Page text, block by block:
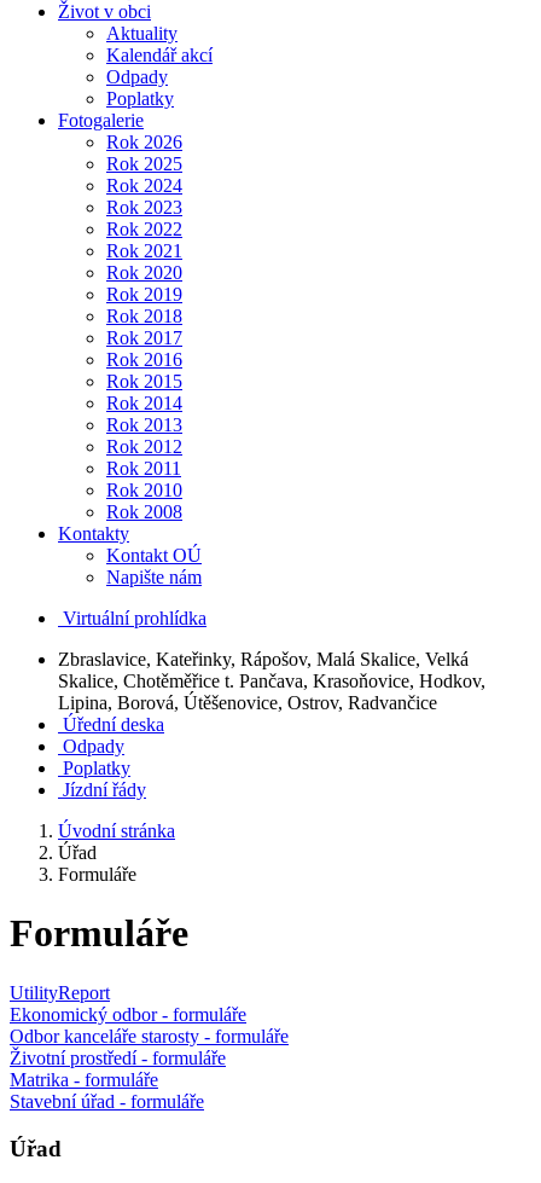
Život v obci
Aktuality
Kalendář akcí
Odpady
Poplatky
Fotogalerie
Rok 2026
Rok 2025
Rok 2024
Rok 2023
Rok 2022
Rok 2021
Rok 2020
Rok 2019
Rok 2018
Rok 2017
Rok 2016
Rok 2015
Rok 2014
Rok 2013
Rok 2012
Rok 2011
Rok 2010
Rok 2008
Kontakty
Kontakt OÚ
Napište nám
Virtuální prohlídka
Zbraslavice, Kateřinky, Rápošov, Malá Skalice, Velká
Skalice, Chotěměřice t. Pančava, Krasoňovice, Hodkov,
Lipina, Borová, Útěšenovice, Ostrov, Radvančice
Úřední deska
Odpady
Poplatky
Jízdní řády
Úvodní stránka
Úřad
Formuláře
Formuláře
UtilityReport
Ekonomický odbor - formuláře
Odbor kanceláře starosty - formuláře
Životní prostředí - formuláře
Matrika - formuláře
Stavební úřad - formuláře
Úřad